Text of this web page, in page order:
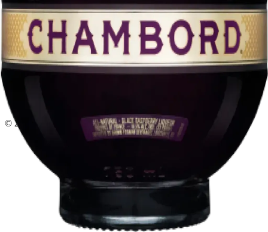
Política de devoluciones
Delivery · Miami
Delivery de licores en Miami
Alcohol a domicilio Miami
Delivery a Brickell
Cervezas a domicilio Miami
© 2026 El Gato Tuerto · Licorera·Bebé responsablemente.